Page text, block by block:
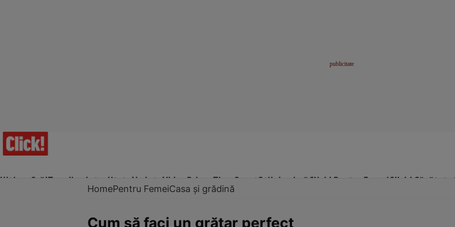
Ultima Oră!Trending Actualitate Vedete Video Prime Time SportStil de viațăClick! Pentru FemeiClick! Sănătate
HomePentru FemeiCasa și grădină
Cum să faci un grătar perfect